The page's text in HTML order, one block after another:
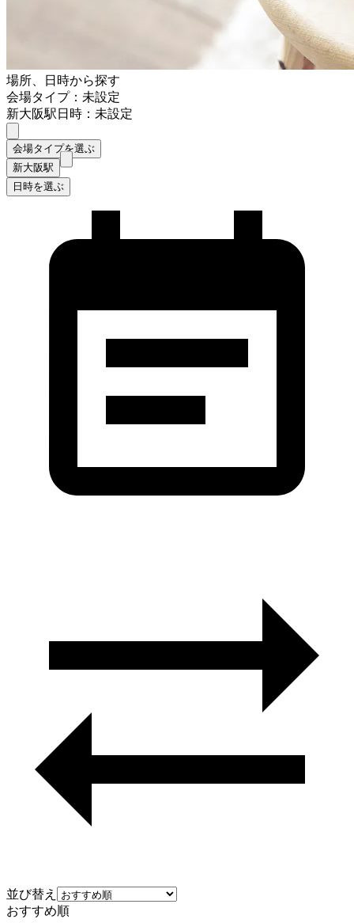
場所、日時から探す
会場タイプ：未設定
新大阪駅日時：未設定
会場タイプを選ぶ
新大阪駅
日時を選ぶ
並び替え
おすすめ順